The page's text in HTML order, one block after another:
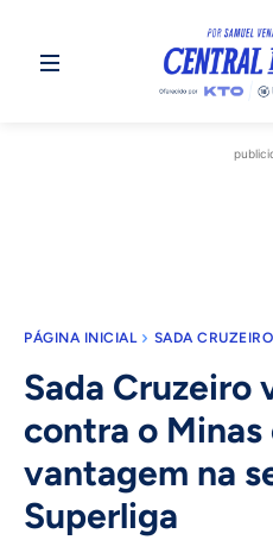
PÁGINA INICIAL SADA CRUZEIRO
Sada Cruzeiro
contra o Minas
vantagem na
Superliga